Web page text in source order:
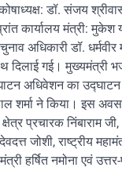
डॉ. संजय
कार्यालय मंत्री: मुकेश
अधिकारी डॉ. धर्मवीर
दिलाई गई। मुख्यमंत्री
अधिवेशन का
शर्मा ने किया। इस
प्रचारक निंबाराम जी,
जोशी, राष्ट्रीय
हर्षित नमोना एवं